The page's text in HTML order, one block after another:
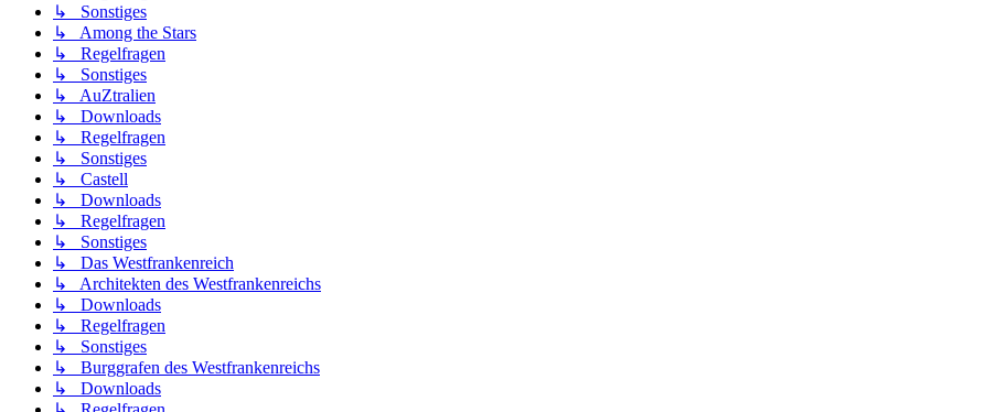
↳ Sonstiges
↳ Among the Stars
↳ Regelfragen
↳ Sonstiges
↳ AuZtralien
↳ Downloads
↳ Regelfragen
↳ Sonstiges
↳ Castell
↳ Downloads
↳ Regelfragen
↳ Sonstiges
↳ Das Westfrankenreich
↳ Architekten des Westfrankenreichs
↳ Downloads
↳ Regelfragen
↳ Sonstiges
↳ Burggrafen des Westfrankenreichs
↳ Downloads